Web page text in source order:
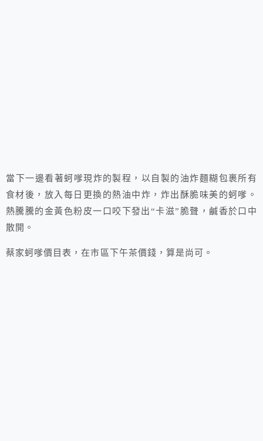
當下一邊看著蚵嗲現炸的製程，以自製的油炸麵糊包裹所有
食材後，放入每日更換的熱油中炸，炸出酥脆味美的蚵嗲。
熱騰騰的金黃色粉皮一口咬下發出“卡滋”脆聲，鹹香於口中
散開。
蔡家蚵嗲價目表，在市區下午茶價錢，算是尚可。